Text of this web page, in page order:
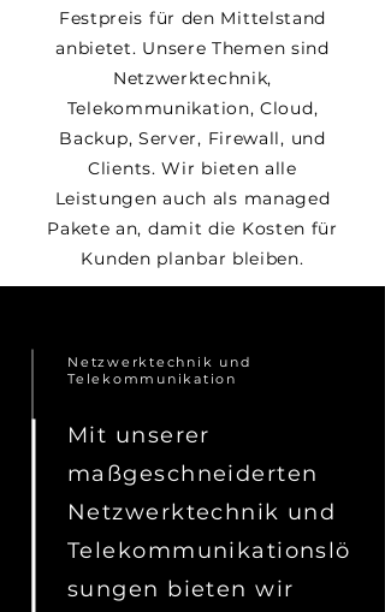
Festpreis für den Mittelstand
anbietet. Unsere Themen sind
Netzwerktechnik,
Telekommunikation, Cloud,
Backup, Server, Firewall, und
Clients. Wir bieten alle
Leistungen auch als managed
Pakete an, damit die Kosten für
Kunden planbar bleiben.
Netzwerktechnik und
Telekommunikation
Mit unserer
maßgeschneiderten
Netzwerktechnik und
Telekommunikationslö
sungen bieten wir